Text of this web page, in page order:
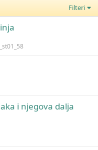
Filteri
i njegova dalja